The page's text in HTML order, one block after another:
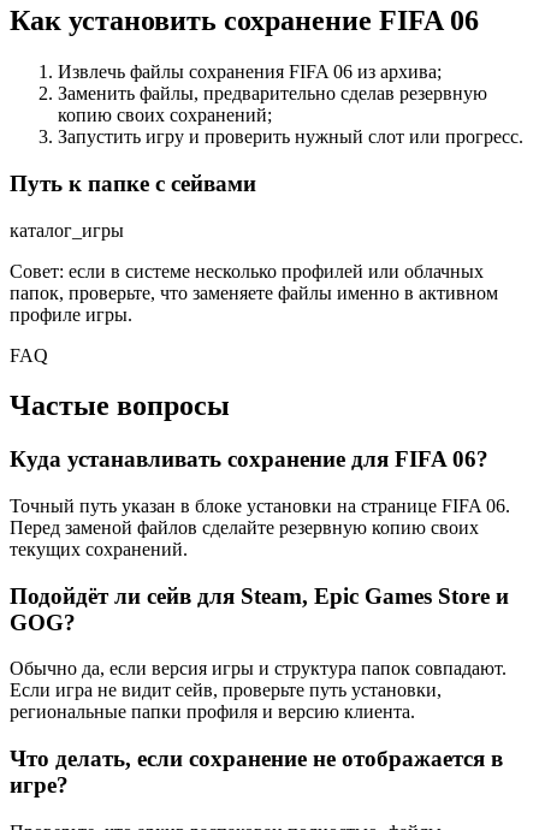
Как установить сохранение FIFA 06
Извлечь файлы сохранения FIFA 06 из архива;
Заменить файлы, предварительно сделав резервную
копию своих сохранений;
Запустить игру и проверить нужный слот или прогресс.
Путь к папке с сейвами
каталог_игры
Совет: если в системе несколько профилей или облачных
папок, проверьте, что заменяете файлы именно в активном
профиле игры.
FAQ
Частые вопросы
Куда устанавливать сохранение для FIFA 06?
Точный путь указан в блоке установки на странице FIFA 06.
Перед заменой файлов сделайте резервную копию своих
текущих сохранений.
Подойдёт ли сейв для Steam, Epic Games Store и
GOG?
Обычно да, если версия игры и структура папок совпадают.
Если игра не видит сейв, проверьте путь установки,
региональные папки профиля и версию клиента.
Что делать, если сохранение не отображается в
игре?